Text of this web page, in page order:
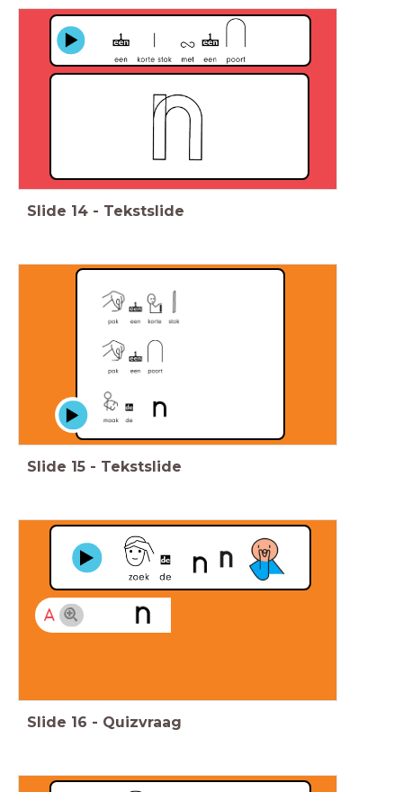
Slide 14 - Tekstslide
Slide 15 - Tekstslide
A
Slide 16 - Quizvraag